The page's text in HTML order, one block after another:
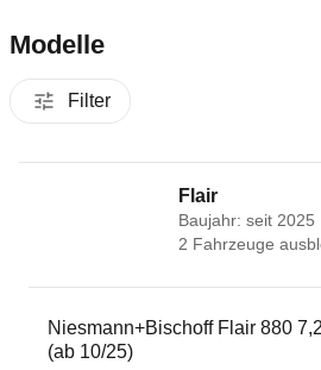
Modelle
Filter
Flair
Baujahr: seit 2025
2 Fahrzeuge
Fahrzeug
Niesmann+Bischoff Flair 880
(ab 10/25)